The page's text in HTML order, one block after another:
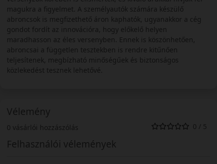
magukra a figyelmet. A személyautók számára készülő
abroncsok is megfizethető áron kaphatók, ugyanakkor a cég
gondot fordít az innovációra, hogy előkelő helyen
maradhasson az éles versenyben. Ennek is köszönhetően,
abroncsai a független tesztekben is rendre kitűnően
teljesítenek, megbízható minőségűek és biztonságos
közlekedést tesznek lehetővé.
Vélemény
0 vásárlói hozzászólás 0 / 5
Felhasználói vélemények